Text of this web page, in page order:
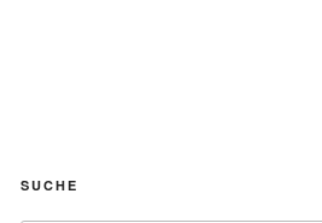
SUCHE